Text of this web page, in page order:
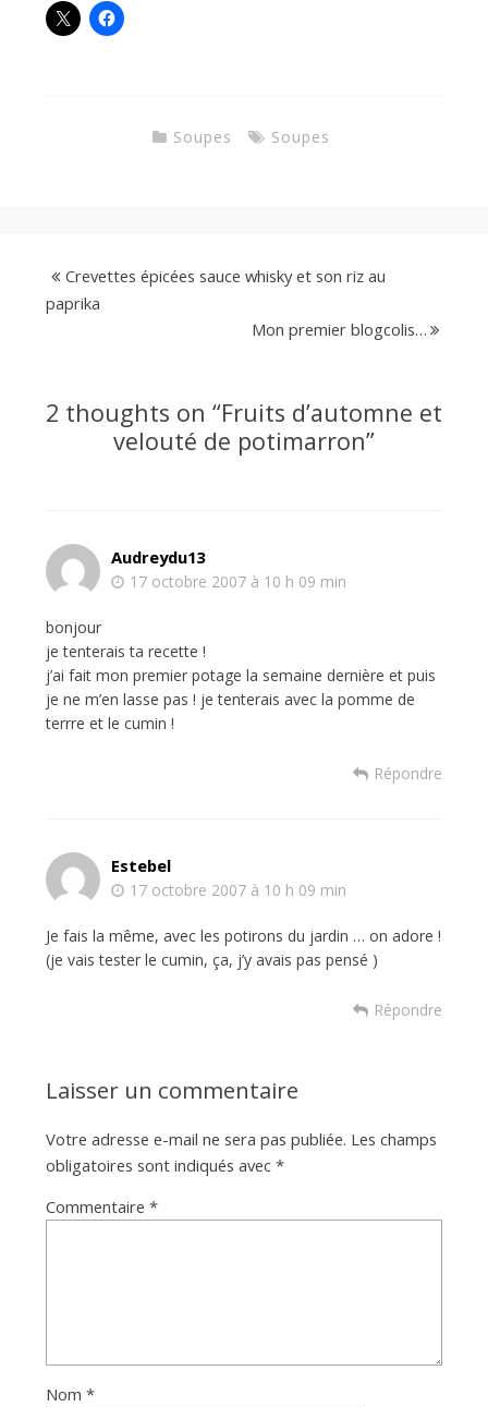
Soupes Soupes
Crevettes épicées sauce whisky et son riz au
paprika
Mon premier blogcolis…
2 thoughts on “Fruits d’automne et
velouté de potimarron”
Audreydu13
17 octobre 2007 à 10 h 09 min
bonjour
je tenterais ta recette !
j’ai fait mon premier potage la semaine dernière et puis
je ne m’en lasse pas ! je tenterais avec la pomme de
terrre et le cumin !
Répondre
Estebel
17 octobre 2007 à 10 h 09 min
Je fais la même, avec les potirons du jardin … on adore !
(je vais tester le cumin, ça, j’y avais pas pensé )
Répondre
Laisser un commentaire
Votre adresse e-mail ne sera pas publiée. Les champs
obligatoires sont indiqués avec *
Commentaire *
Nom *